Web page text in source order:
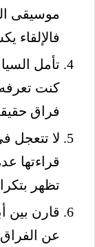
موسيقى
فالإلقاء
تأمل
كنت
فراق
لا تتعجل
قراءتها
تظهر
قارن بين
عن